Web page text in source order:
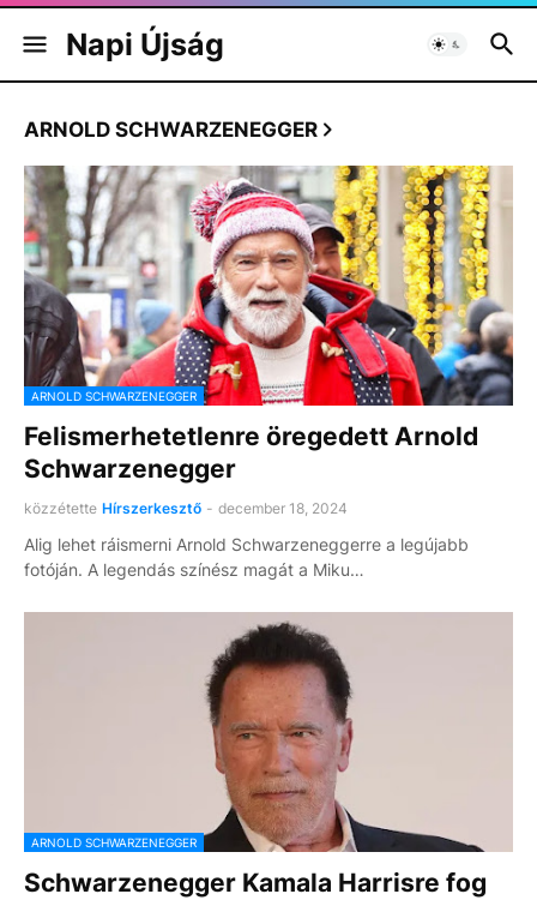
Napi Újság
ARNOLD SCHWARZENEGGER
ARNOLD SCHWARZENEGGER
Felismerhetetlenre öregedett Arnold
Schwarzenegger
közzétette Hírszerkesztő - december 18, 2024
Alig lehet ráismerni Arnold Schwarzeneggerre a legújabb
fotóján. A legendás színész magát a Miku…
ARNOLD SCHWARZENEGGER
Schwarzenegger Kamala Harrisre fog